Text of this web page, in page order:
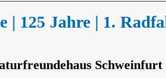
| 125 Jahre | 1.
Schweinfurt